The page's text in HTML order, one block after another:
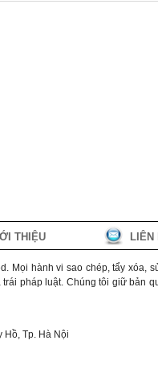
THIỆU LIÊN
Mọi hành vi sao chép, tẩy xóa,
pháp luật. Chúng tôi giữ bản
Hồ, Tp. Hà Nội